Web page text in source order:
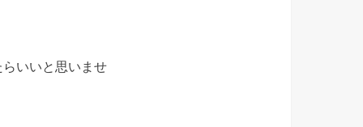
いいと思いませ